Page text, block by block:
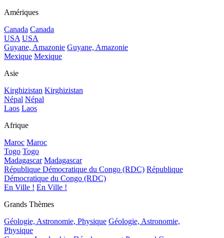
Amériques
Canada Canada
USA USA
Guyane, Amazonie Guyane, Amazonie
Mexique Mexique
Asie
Kirghizistan Kirghizistan
Népal Népal
Laos Laos
Afrique
Maroc Maroc
Togo Togo
Madagascar Madagascar
République Démocratique du Congo (RDC) République
Démocratique du Congo (RDC)
En Ville ! En Ville !
Grands Thèmes
Géologie, Astronomie, Physique Géologie, Astronomie,
Physique